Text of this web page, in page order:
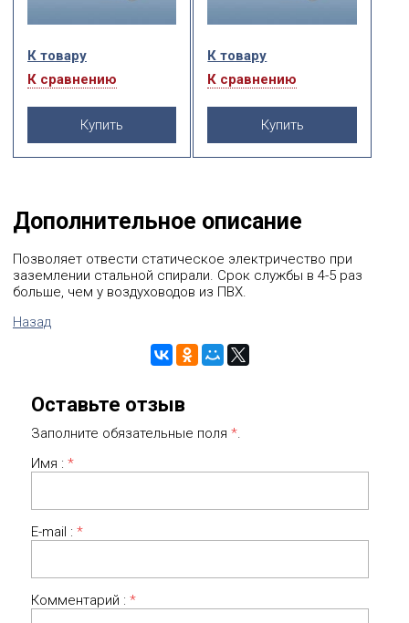
К товару
К сравнению
Купить
К товару
К сравнению
Купить
Дополнительное описание
Позволяет отвести статическое электричество при
заземлении стальной спирали. Срок службы в 4-5 раз
больше, чем у воздуховодов из ПВХ.
Назад
Оставьте отзыв
Заполните обязательные поля *.
Имя : *
E-mail : *
Комментарий : *